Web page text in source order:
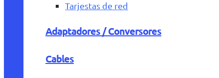
Tarjestas de red
Adaptadores / Conversores
Cables